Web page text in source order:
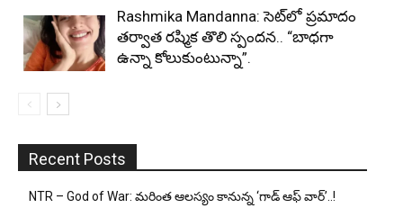
Rashmika Mandanna: సెట్‌లో ప్రమాదం
తర్వాత రష్మిక తొలి స్పందన.. “బాధగా
ఉన్నా కోలుకుంటున్నా”.
Recent Posts
NTR – God of War: మరింత ఆలస్యం కానున్న ‘గాడ్ ఆఫ్ వార్’..!